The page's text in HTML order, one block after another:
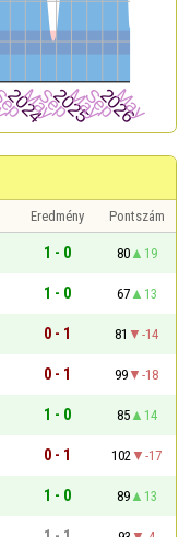
Eredmény
Pontszám
1 - 0 80
19
1 - 0 67
13
0 - 1 81
-14
0 - 1 99
-18
1 - 0 85
14
0 - 1 102
-17
1 - 0 89
13